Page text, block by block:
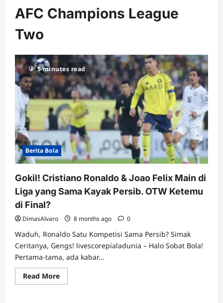
AFC Champions League
Two
5 minutes read
Berita Bola
Gokil! Cristiano Ronaldo & Joao Felix Main di
Liga yang Sama Kayak Persib. OTW Ketemu
di Final?
DimasAlvaro 8 months ago 0
Waduh, Ronaldo Satu Kompetisi Sama Persib? Simak
Ceritanya, Gengs! livescorepialadunia – Halo Sobat Bola!
Pertama-tama, ada kabar...
Read MoreRead
more